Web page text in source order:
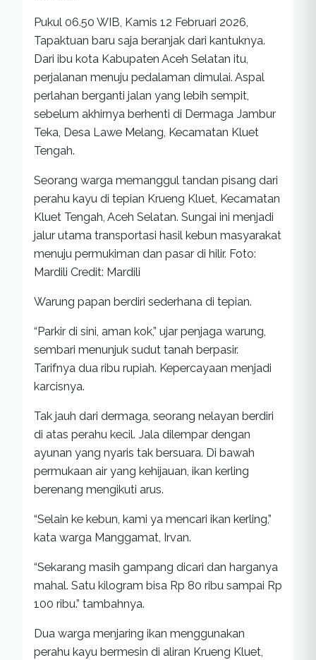
Pukul 06.50 WIB, Kamis 12 Februari 2026,
Tapaktuan baru saja beranjak dari kantuknya.
Dari ibu kota Kabupaten Aceh Selatan itu,
perjalanan menuju pedalaman dimulai. Aspal
perlahan berganti jalan yang lebih sempit,
sebelum akhirnya berhenti di Dermaga Jambur
Teka, Desa Lawe Melang, Kecamatan Kluet
Tengah.
Seorang warga memanggul tandan pisang dari
perahu kayu di tepian Krueng Kluet, Kecamatan
Kluet Tengah, Aceh Selatan. Sungai ini menjadi
jalur utama transportasi hasil kebun masyarakat
menuju permukiman dan pasar di hilir. Foto:
Mardili Credit: Mardili
Warung papan berdiri sederhana di tepian.
“Parkir di sini, aman kok,” ujar penjaga warung,
sembari menunjuk sudut tanah berpasir.
Tarifnya dua ribu rupiah. Kepercayaan menjadi
karcisnya.
Tak jauh dari dermaga, seorang nelayan berdiri
di atas perahu kecil. Jala dilempar dengan
ayunan yang nyaris tak bersuara. Di bawah
permukaan air yang kehijauan, ikan kerling
berenang mengikuti arus.
“Selain ke kebun, kami ya mencari ikan kerling,”
kata warga Manggamat, Irvan.
“Sekarang masih gampang dicari dan harganya
mahal. Satu kilogram bisa Rp 80 ribu sampai Rp
100 ribu.” tambahnya.
Dua warga menjaring ikan menggunakan
perahu kayu bermesin di aliran Krueng Kluet,